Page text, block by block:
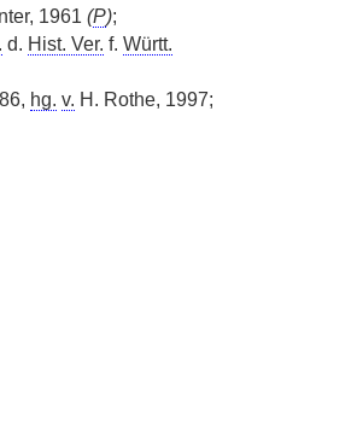
1961 (P);
d. Hist. Ver. f. Württ.
hg. v. H. Rothe, 1997;